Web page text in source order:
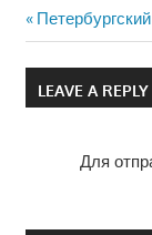
по
Previous
Post:
LEAVE A REPLY
Для